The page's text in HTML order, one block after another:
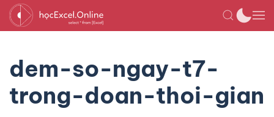
dem-so-ngay-t7-
trong-doan-thoi-gian